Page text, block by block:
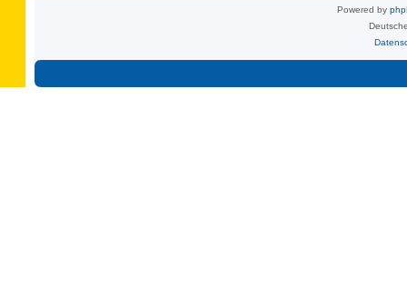
Powered by